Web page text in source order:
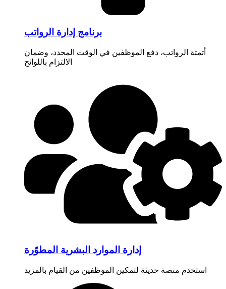
برنامج إدارة الرواتب
أتمتة الرواتب، دفع الموظفين في الوقت المحدد، وضمان
الالتزام باللوائح
إدارة الموارد البشرية المطوّرة
استخدم منصة حديثة لتمكين الموظفين من القيام بالمزيد